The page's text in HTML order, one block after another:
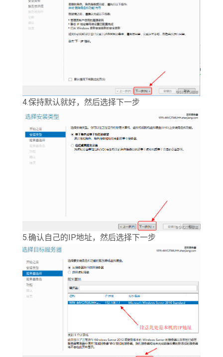
4.保持默认就好，然后选择下一步
5.确认自己的IP地址，然后选择下一步